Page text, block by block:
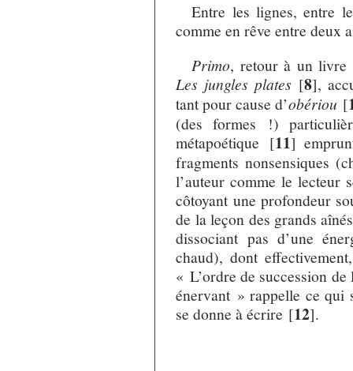
Entre les lignes, entre
comme en rêve entre deux
Primo, retour à un livre
Les jungles plates [8],
tant pour cause d’obériou [
(des formes !)
métapoétique [11]
fragments nonsensiques
l’auteur comme le lecteur
côtoyant une profondeur
de la leçon des grands
dissociant pas d’une
chaud), dont
« L’ordre de succession
énervant » rappelle ce qui
se donne à écrire [12].